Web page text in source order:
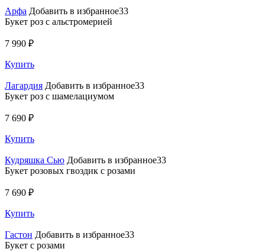
Арфа Добавить в избранное33
Букет роз с альстромерией
7 990 ₽
Купить
Лагардия Добавить в избранное33
Букет роз с шамелациумом
7 690 ₽
Купить
Кудряшка Сью Добавить в избранное33
Букет розовых гвоздик с розами
7 690 ₽
Купить
Гастон Добавить в избранное33
Букет с розами